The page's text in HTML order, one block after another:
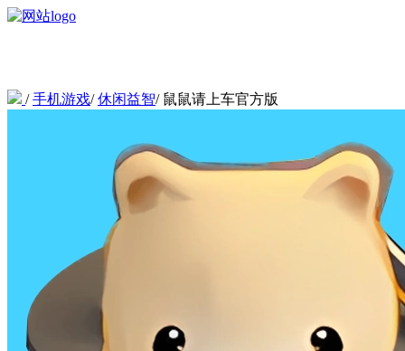
/手机游戏/休闲益智/ 鼠鼠请上车官方版